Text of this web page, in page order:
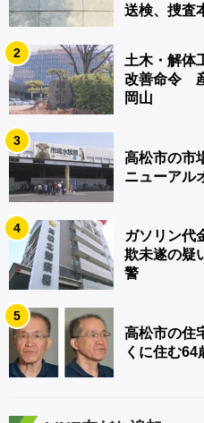
送検、捜査
2
土木・解体
改善命令
岡山
3
高松市の市
ニューアル
4
ガソリン
欺未遂の疑
警
5
高松市の住
くに住む64